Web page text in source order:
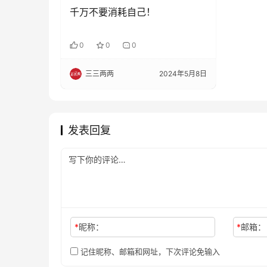
千万不要消耗自己！
0 0 0
三三两两 2024年5月8日
发表回复
*昵称： *邮箱：
记住昵称、邮箱和网址，下次评论免输入